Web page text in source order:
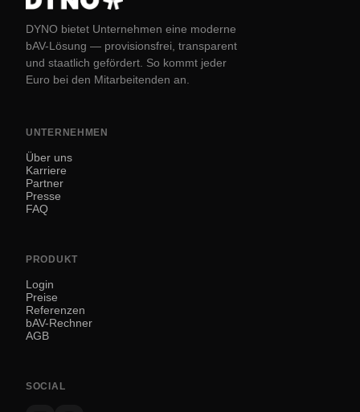
DYNO bietet Unternehmen eine moderne
bAV-Lösung — provisionsfrei, transparent
und staatlich gefördert. So kommt jeder
Euro bei den Mitarbeitenden an.
UNTERNEHMEN
Über uns
Karriere
Partner
Presse
FAQ
PRODUKT
Login
Preise
Referenzen
bAV-Rechner
AGB
SOCIAL